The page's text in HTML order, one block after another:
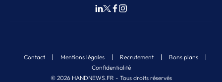
© 2026 HANDNEWS.FR - Tous droits réservés
Contact Mentions légales Recrutement
Bons plans
Confidentialité